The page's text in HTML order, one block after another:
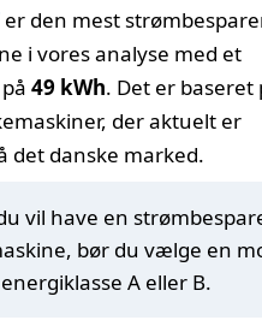
er den mest
i vores analyse med et
49 kWh. Det er baseret
der aktuelt er
det danske marked.
vil have en
bør du vælge en
energiklasse A eller B.